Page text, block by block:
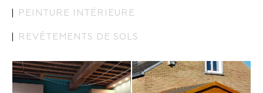
PEINTURE INTÉRIEURE
REVÊTEMENTS DE SOLS